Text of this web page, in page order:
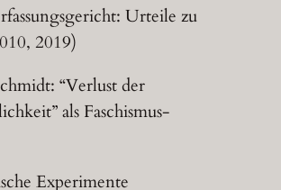
Urteile zu
2019)
“Verlust der
als Faschismus-
Experimente